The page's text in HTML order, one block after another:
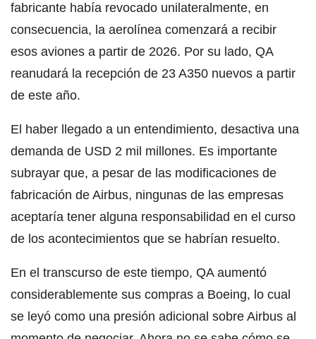
fabricante había revocado unilateralmente, en
consecuencia, la aerolínea comenzará a recibir
esos aviones a partir de 2026. Por su lado, QA
reanudará la recepción de 23 A350 nuevos a partir
de este año.
El haber llegado a un entendimiento, desactiva una
demanda de USD 2 mil millones. Es importante
subrayar que, a pesar de las modificaciones de
fabricación de Airbus, ningunas de las empresas
aceptaría tener alguna responsabilidad en el curso
de los acontecimientos que se habrían resuelto.
En el transcurso de este tiempo, QA aumentó
considerablemente sus compras a Boeing, lo cual
se leyó como una presión adicional sobre Airbus al